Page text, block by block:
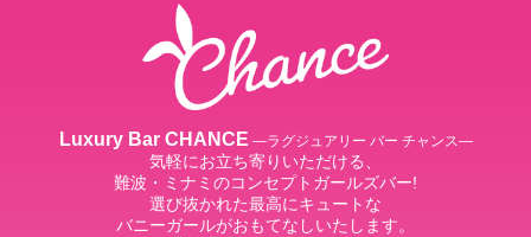
Luxury Bar CHANCE ―ラグジュアリー バー チャンス―
気軽にお立ち寄りいただける、
難波・ミナミのコンセプトガールズバー!
選び抜かれた最高にキュートな
バニーガールがおもてなしいたします。